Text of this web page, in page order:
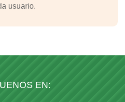
usuario.
EN: